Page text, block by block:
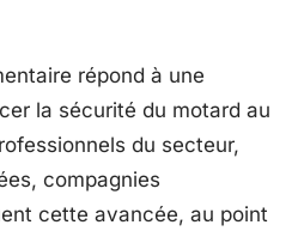
répond à une
la sécurité du motard au
du secteur,
compagnies
cette avancée, au point